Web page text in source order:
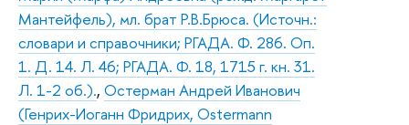
Мантейфель), мл. брат Р.В.Брюса. (Источн.:
словари и справочники; РГАДА. Ф. 286. Оп.
1. Д. 14. Л. 46; РГАДА. Ф. 18, 1715 г. кн. 31.
Л. 1-2 об.)., Остерман Андрей Иванович
(Генрих-Иоганн Фридрих, Ostermann